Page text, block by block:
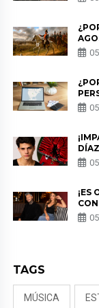
EN
¡ES
TAGS
MÚSICA